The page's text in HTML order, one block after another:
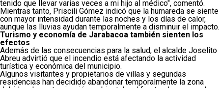
tenido que llevar varias veces a mi hijo al médico", comentó.
Mientras tanto, Priscili Gómez indicó que la humareda se siente
con mayor intensidad durante las noches y los días de calor,
aunque las lluvias ayudan temporalmente a disminuir el impacto.
Turismo y economía de Jarabacoa también sienten los
efectos
Además de las consecuencias para la salud, el alcalde Joselito
Abreu advirtió que el incendio está afectando la actividad
turística y económica del municipio.
Algunos visitantes y propietarios de villas y segundas
residencias han decidido abandonar temporalmente la zona